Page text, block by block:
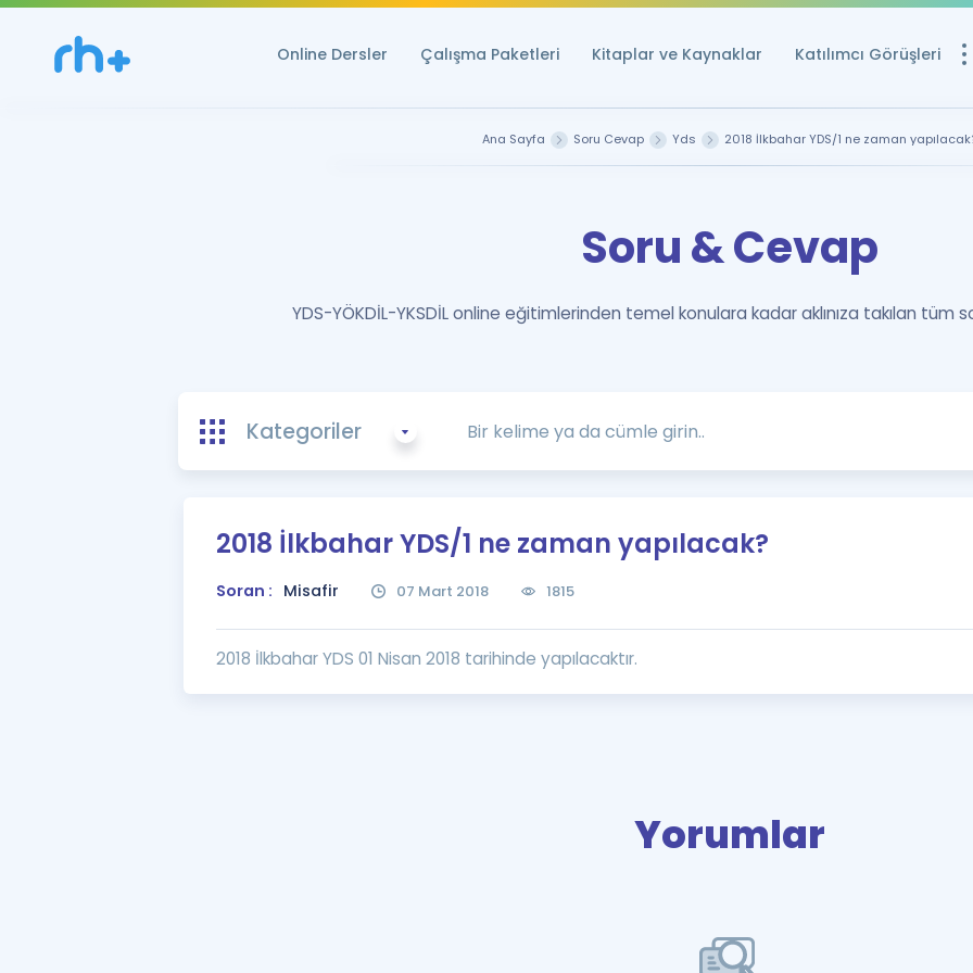
Online Dersler Çalışma Paketleri Kitaplar ve Kaynaklar Katılımcı Görüşleri
Ücretsiz
YDS ve YÖKDİL
YDS ve YÖKDİL
Tüm ÖSYM
Ana Sayfa Soru Cevap Yds 2018 İlkbahar YDS/1 ne zaman
Soru & Cevap
YDS-YÖKDİL-YKSDİL online eğitimlerinden temel konulara kadar aklınıza takılan tüm
Kategoriler
2018 İlkbahar YDS/1 ne zaman yapılacak?
Soran : Misafir 07 Mart 2018 1815
2018 İlkbahar YDS 01 Nisan 2018 tarihinde yapılacaktır.
Yorumlar